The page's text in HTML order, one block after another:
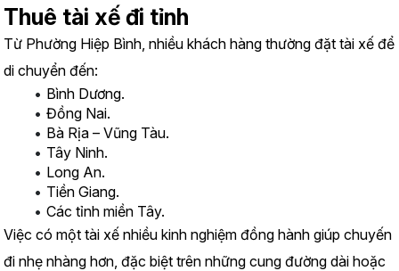
Thuê tài xế đi tỉnh
Từ Phường Hiệp Bình, nhiều khách hàng thường đặt tài xế để
di chuyển đến:
Bình Dương.
Đồng Nai.
Bà Rịa – Vũng Tàu.
Tây Ninh.
Long An.
Tiền Giang.
Các tỉnh miền Tây.
Việc có một tài xế nhiều kinh nghiệm đồng hành giúp chuyến
đi nhẹ nhàng hơn, đặc biệt trên những cung đường dài hoặc